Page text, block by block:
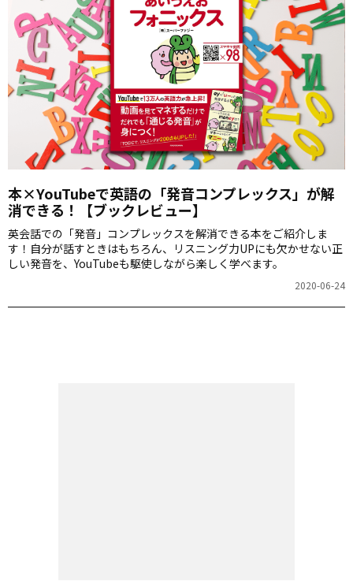
本×YouTubeで英語の「発音コンプレックス」が解
消できる！【ブックレビュー】
英会話での「発音」コンプレックスを解消できる本をご紹介しま
す！自分が話すときはもちろん、リスニング力UPにも欠かせない正
しい発音を、YouTubeも駆使しながら楽しく学べます。
2020-06-24